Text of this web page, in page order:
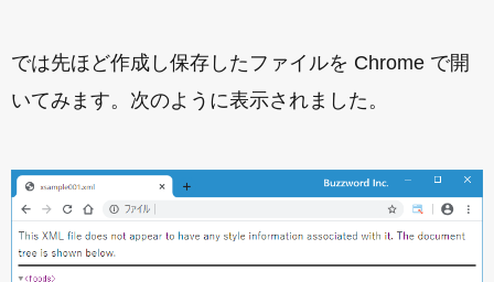
では先ほど作成し保存したファイルを Chrome で開
いてみます。次のように表示されました。